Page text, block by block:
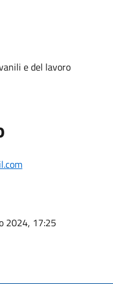
e del lavoro
2024, 17:25